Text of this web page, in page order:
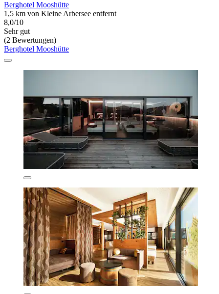
Berghotel Mooshütte
1,5 km von Kleine Arbersee entfernt
8,0/10
Sehr gut
(2 Bewertungen)
Berghotel Mooshütte